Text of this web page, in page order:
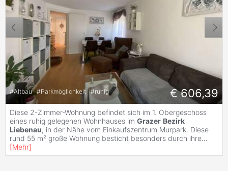
#Altbau #Parkmöglichkeit #ruhig € 606,39
Diese 2-Zimmer-Wohnung befindet sich im 1. Obergeschoss
eines ruhig gelegenen Wohnhauses im Grazer Bezirk
Liebenau, in der Nähe vom Einkaufszentrum Murpark. Diese
rund 55 m² große Wohnung besticht besonders durch ihre...
[Mehr]